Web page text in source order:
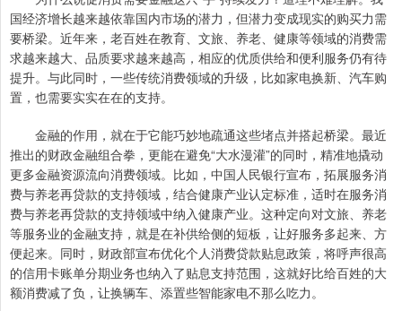
国经济增长越来越依靠国内市场的潜力，但潜力变成现实的购买力需
要桥梁。近年来，老百姓在教育、文旅、养老、健康等领域的消费需
求越来越大、品质要求越来越高，相应的优质供给和便利服务仍有待
提升。与此同时，一些传统消费领域的升级，比如家电换新、汽车购
置，也需要实实在在的支持。
金融的作用，就在于它能巧妙地疏通这些堵点并搭起桥梁。最近
推出的财政金融组合拳，更能在避免“大水漫灌”的同时，精准地撬动
更多金融资源流向消费领域。比如，中国人民银行宣布，拓展服务消
费与养老再贷款的支持领域，结合健康产业认定标准，适时在服务消
费与养老再贷款的支持领域中纳入健康产业。这种定向对文旅、养老
等服务业的金融支持，就是在补供给侧的短板，让好服务多起来、方
便起来。同时，财政部宣布优化个人消费贷款贴息政策，将呼声很高
的信用卡账单分期业务也纳入了贴息支持范围，这就好比给百姓的大
额消费减了负，让换辆车、添置些智能家电不那么吃力。